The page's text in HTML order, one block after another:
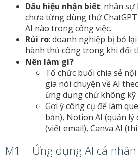
Dấu hiệu nhận biết: nhân sự
chưa từng dùng thử
AI nào trong công việc.
Rủi ro: doanh nghiệp bị bỏ
hành thủ công trong khi đối
Nên làm gì?
Tổ chức buổi chia sẻ
gia nói chuyện về AI
ứng dụng chứ không kỹ
Gợi ý công cụ để làm
bản), Notion AI (quản lý
(viết email), Canva AI
M1 – Ứng dụng AI cá nhân